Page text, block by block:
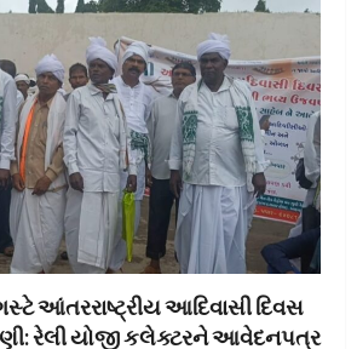
આંતરરાષ્ટ્રીય આદિવાસી દિવસ
રેલી યોજી કલેક્ટરને આવેદનપત્ર